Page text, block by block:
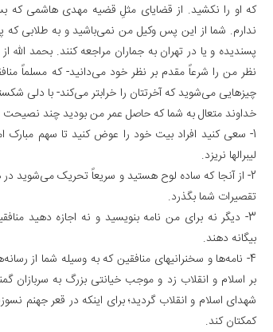
که او را نکشید. از قضایای مثلِ قضیه مهدی هاشمی که
ندارم. شما از این پس وکیل من نمی‌باشید و به طلابی که
پسندیده و یا در تهران به جماران مراجعه کنند. بحمد
نظر من را شرعاً مقدم بر نظر خود می‌دانید- که مسلماً
چیزهایی می‌شوید که آخرتتان را خرابتر می‌کند- با دلی
خداوند متعال به شما که حاصل عمر من بودید چند نصیحت
1- سعی کنید افراد بیت خود را عوض کنید تا سهم مبارک
لیبرالها نریزد.
2- از آنجا که ساده لوح هستید و سریعاً تحریک می‌شوید
تقصیرات شما بگذرد.
3- دیگر نه برای من نامه بنویسید و نه اجازه دهید
بیگانه دهند.
4- نامه‌ها و سخنرانیهای منافقین که به وسیله شما از
بر اسلام و انقلاب زد و موجب خیانتی بزرگ به سربازان
شهدای اسلام و انقلاب گردید؛ برای اینکه در قعر جهنم
کمکتان کند.